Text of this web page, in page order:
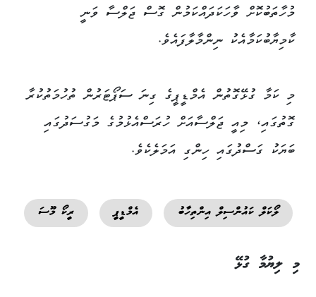
މުހާތަބުކޮށް ވާހަކަދައްކަމުން ގޮސް ޖަލްސާ ވަނީ
ކާމިޔާބުކަމާއެކު ނިންމާލާފައެވެ.
މި ކަމާ ގުޅޭގޮތުން އެމްޑީޕީގެ ގިނަ ސަޕޯޓަރުން ތުހުމަތުކުރާ
ގޮތުގައި، މިއީ ޖަލްސާއަށް ހުރަސްއެޅުމުގެ މަގުސަދުގައި
ބަޔަކު ގަސްދުގައި ހިންގި އަމަލެކެވެ.
ލޯކަލް ކައުންސިލް އިންތިހާބު އެމްޑީޕީ ރީކޯ މޫސަ
މި ލިޔުމާ ގުޅޭ